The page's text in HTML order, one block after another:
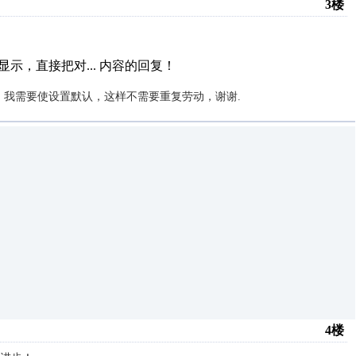
3楼
示，直接把对... 内容的回复！
需要使设置默认，这样不需要重复劳动，谢谢.
4楼